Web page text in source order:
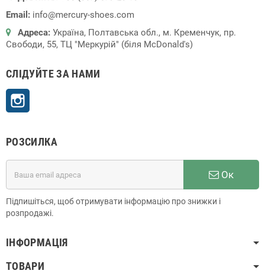
Email: info@mercury-shoes.com
Адреса: Україна, Полтавська обл., м. Кременчук, пр.
Свободи, 55, ТЦ "Меркурій" (біля McDonald's)
СЛІДУЙТЕ ЗА НАМИ
РОЗСИЛКА
Ок
Підпишіться, щоб отримувати інформацію про знижки і
розпродажі.
ІНФОРМАЦІЯ
ТОВАРИ